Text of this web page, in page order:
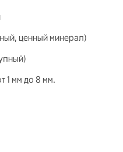
ценный минерал)
1 мм до 8 мм.